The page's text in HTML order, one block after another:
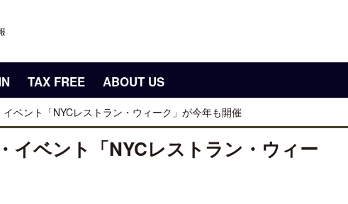
TAX FREE ABOUT US
ベント「NYCレストラン・ウィーク」が今年も開催
イベント「NYCレストラン・ウィー